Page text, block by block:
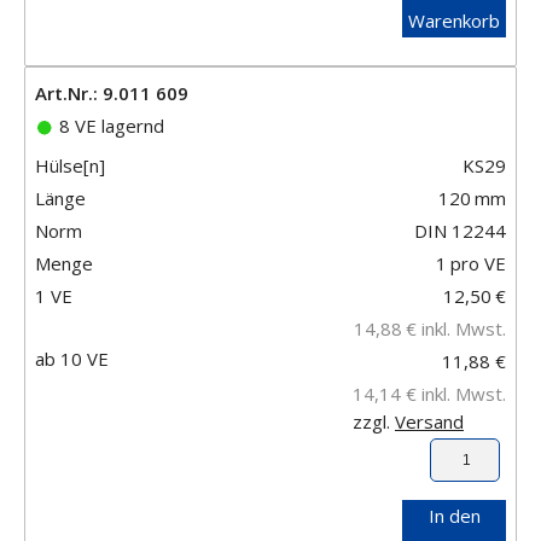
Warenkorb
Art.Nr.: 9.011 609
8 VE lagernd
Hülse[n]
KS29
Länge
120 mm
Norm
DIN 12244
Menge
1 pro VE
1 VE
12,50 €
14,88 € inkl. Mwst.
ab 10 VE
11,88 €
14,14 € inkl. Mwst.
zzgl. Versand
In den